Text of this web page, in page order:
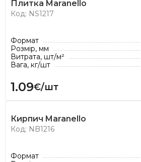
старовинний чи сучасний.
налічує 100 кольорів і 8 різних
так і для сучасних проектів.
Плитка Maranello
Код: NS1217
Формат
Розмір, мм
Витрата, шт/м²
Вага, кг/шт
1.09€/шт
Кирпич Maranello
Код: NB1216
Формат